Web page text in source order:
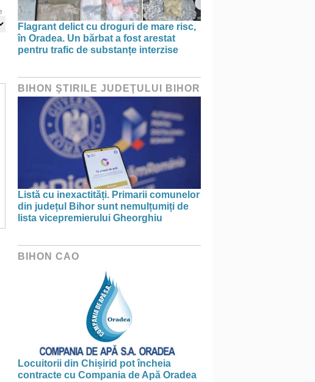
Flagrant delict cu droguri de mare risc,
în Oradea. Un bărbat a fost arestat
pentru trafic de substanțe interzise
BIHON ŞTIRILE JUDEŢULUI BIHOR
Listă cu inexactități. Primarii comunelor
din județul Bihor sunt nemulțumiți de
lista vicepremierului Gheorghiu
BIHON CAO
Locuitorii din Chișirid pot încheia
contracte cu Compania de Apă Oradea